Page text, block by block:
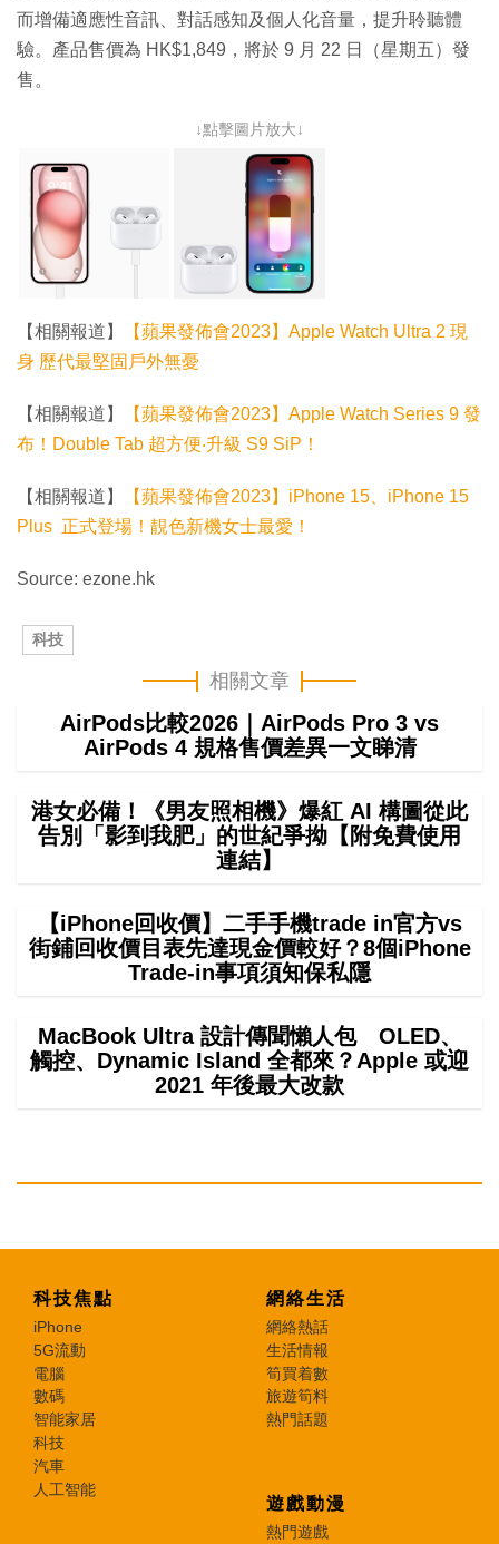
而增備適應性音訊、對話感知及個人化音量，提升聆聽體
驗。產品售價為 HK$1,849，將於 9 月 22 日（星期五）發
售。
↓點擊圖片放大↓
【相關報道】
【蘋果發佈會2023】Apple Watch Ultra 2 現
身 歷代最堅固戶外無憂
【相關報道】
【蘋果發佈會2023】Apple Watch Series 9 發
布！Double Tab 超方便‧升級 S9 SiP！
【相關報道】
【蘋果發佈會2023】iPhone 15、iPhone 15
Plus 正式登場！靚色新機女士最愛！
Source: ezone.hk
科技
相關文章
AirPods比較2026｜AirPods Pro 3 vs
AirPods 4 規格售價差異一文睇清
港女必備！《男友照相機》爆紅 AI 構圖從此
告別「影到我肥」的世紀爭拗【附免費使用
連結】
【iPhone回收價】二手手機trade in官方vs
街鋪回收價目表先達現金價較好？8個iPhone
Trade-in事項須知保私隱
MacBook Ultra 設計傳聞懶人包 OLED、
觸控、Dynamic Island 全都來？Apple 或迎
2021 年後最大改款
科技焦點
iPhone
5G流動
電腦
數碼
智能家居
科技
汽車
人工智能
網絡生活
網絡熱話
生活情報
筍買着數
旅遊筍料
熱門話題
遊戲動漫
熱門遊戲